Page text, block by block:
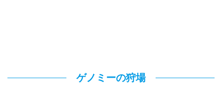
ゲノミーの狩場